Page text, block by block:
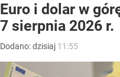
Euro i dolar w
7 sierpnia 2026 r.
Dodano:dzisiaj 11:55